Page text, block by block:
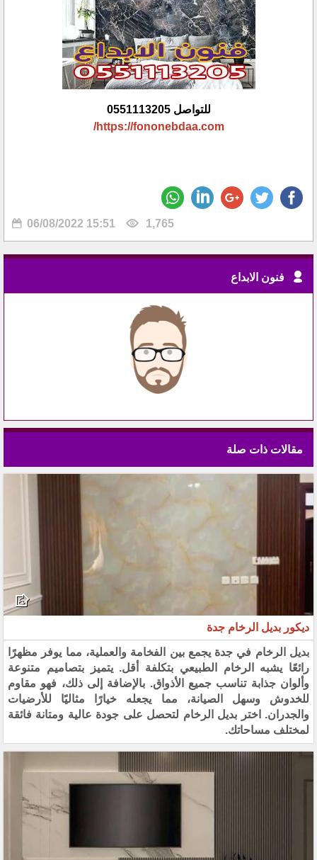
للتواصل 0551113205
https://fononebdaa.com/
06/08/2022 15:51 1,765
فنون الابداع
مقالات ذات صلة
ديكور بديل الرخام جدة
بديل الرخام في جدة يجمع بين الفخامة والعملية، مما يوفر مظهرًا
رائعًا يشبه الرخام الطبيعي بتكلفة أقل. يتميز بتصاميم متنوعة
وألوان جذابة تناسب جميع الأذواق. بالإضافة إلى ذلك، فهو مقاوم
للخدوش وسهل الصيانة، مما يجعله خيارًا مثاليًا للأرضيات
والجدران. اختر بديل الرخام لتحصل على جودة عالية ومتانة فائقة
لمختلف مساحاتك.